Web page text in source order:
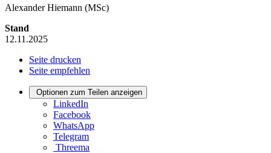
Alexander Hiemann (MSc)
Stand
12.11.2025
Seite drucken
Seite empfehlen
Optionen zum Teilen anzeigen
LinkedIn
Facebook
WhatsApp
Telegram
Threema